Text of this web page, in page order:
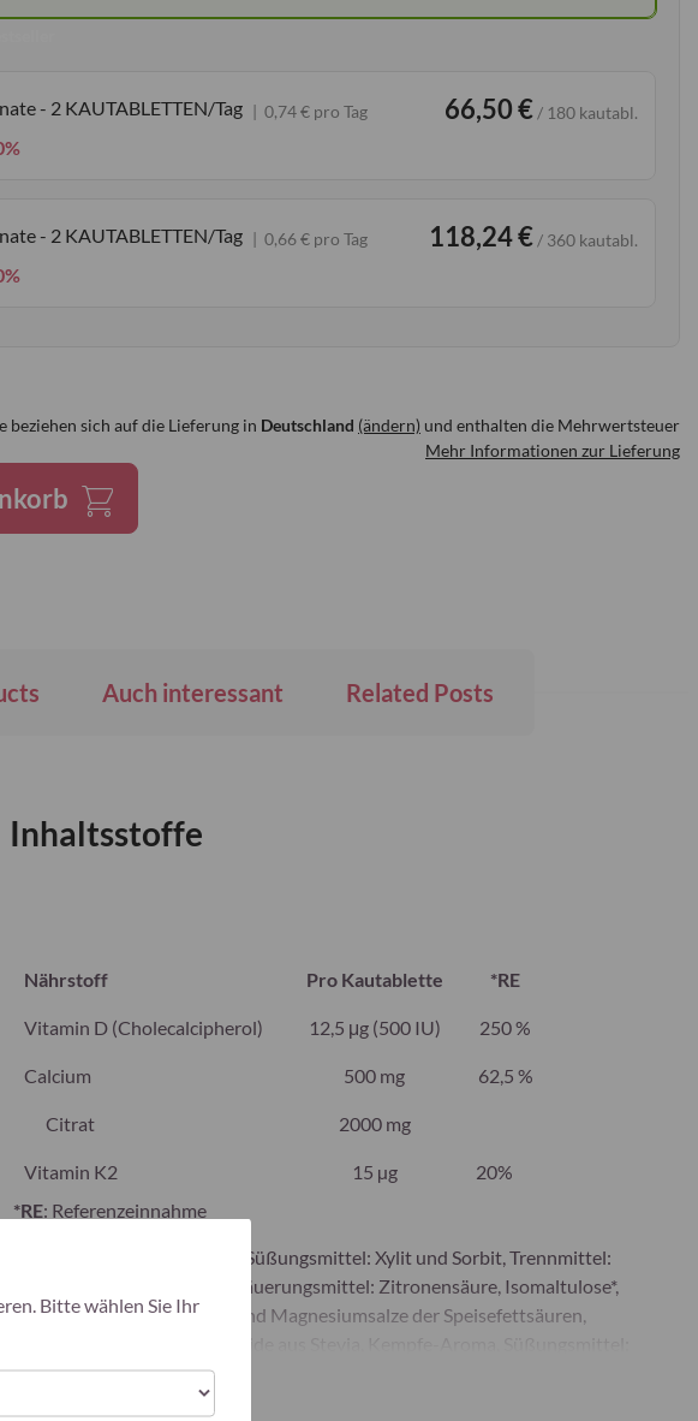
- 2 KAUTABLETTEN/Tag 0,74 € pro Tag 66,50 € / 180 kautabl.
- 2 KAUTABLETTEN/Tag 0,66 € pro Tag 118,24 € / 360 kautabl.
beziehen sich auf die Lieferung in Deutschland (ändern) und enthalten die Mehrwertsteuer
Mehr Informationen zur Lieferung
Auch interessant Related Posts
Inhaltsstoffe
Nährstoff Pro Kautablette *RE
Vitamin D (Cholecalcipherol) 12,5 μg (500 IU) 250 %
Calcium 500 mg 62,5 %
Citrat 2000 mg
Vitamin K2 15 µg
20%
*RE: Referenzeinnahme
Calciumcitrat, Süßungsmittel: Xylit und Sorbit, Trennmittel:
Stearinsäure, Kirscharoma, Säuerungsmittel: Zitronensäure, Isomaltulose*,
Trennmittel: Siliciumdioxid und Magnesiumsalze der Speisefettsäuren,
Sucralose, Vitamin K2 (Menaquin One), Vitamin D3 (Cholecalciferol)
Bitte wählen Sie Ihr